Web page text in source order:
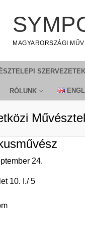
MAGYARORSZÁGI
SZERVEZETEK
RÓLUNK
24.
10. I./ 5